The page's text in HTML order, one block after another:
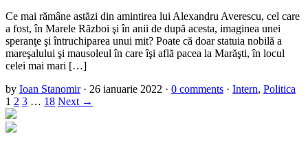
Ce mai rămâne astăzi din amintirea lui Alexandru Averescu, cel care
a fost, în Marele Război şi în anii de după acesta, imaginea unei
speranţe şi întruchiparea unui mit? Poate că doar statuia nobilă a
mareşalului şi mausoleul în care îşi află pacea la Marăşti, în locul
celei mai mari […]
by Ioan Stanomir · 26 ianuarie 2022 · 0 comments · Intern, Politica
1 2 3 … 18 Next →